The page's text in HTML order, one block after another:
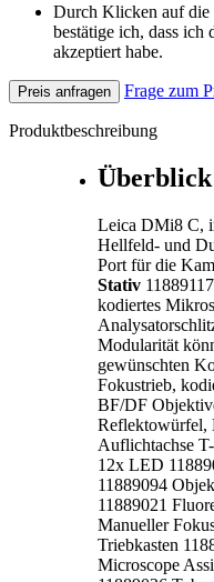
Durch Klicken auf die
bestätige ich, dass ich
akzeptiert habe.
Preis anfragen Frage zum
Produktbeschreibung
Überblick
Leica DMi8 C,
Hellfeld- und
Port für die
Stativ
kodiertes
Modularität
gewünschten
Fokustrieb,
BF/DF
Reflektowürfel,
Auflichtachse
12x LED
11889094
11889021
Manueller
Triebkasten
Microscope